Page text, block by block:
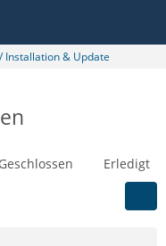
Installation & Update
Geschlossen Erledigt